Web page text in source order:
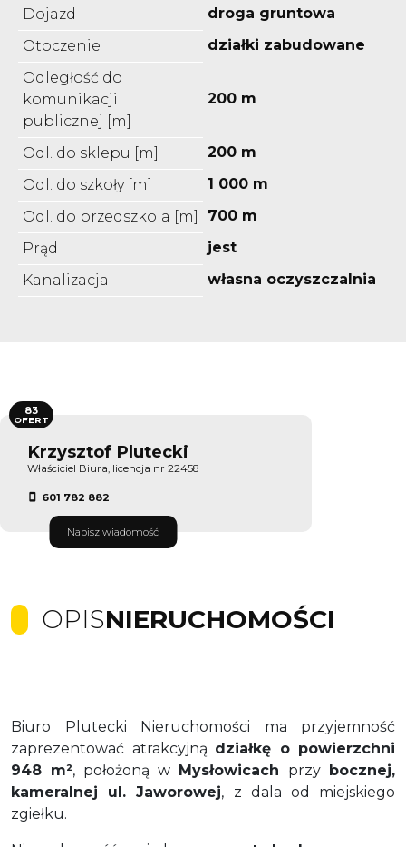
Dojazd
droga gruntowa
Otoczenie
działki zabudowane
Odległość do
komunikacji
publicznej [m]
200 m
Odl. do sklepu [m]
200 m
Odl. do szkoły [m]
1 000 m
Odl. do przedszkola [m]
700 m
Prąd
jest
Kanalizacja
własna oczyszczalnia
Krzysztof Plutecki
Właściciel Biura, licencja nr 22458
601 782 882
Napisz wiadomość
83
OFERT
OPISNIERUCHOMOŚCI
Biuro Plutecki Nieruchomości ma przyjemność
zaprezentować atrakcyjną działkę o powierzchni
948 m², położoną w Mysłowicach przy bocznej,
kameralnej ul. Jaworowej, z dala od miejskiego
zgiełku.